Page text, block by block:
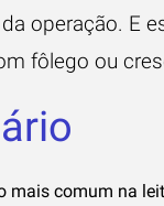
operação. E
fôlego ou
mais comum na